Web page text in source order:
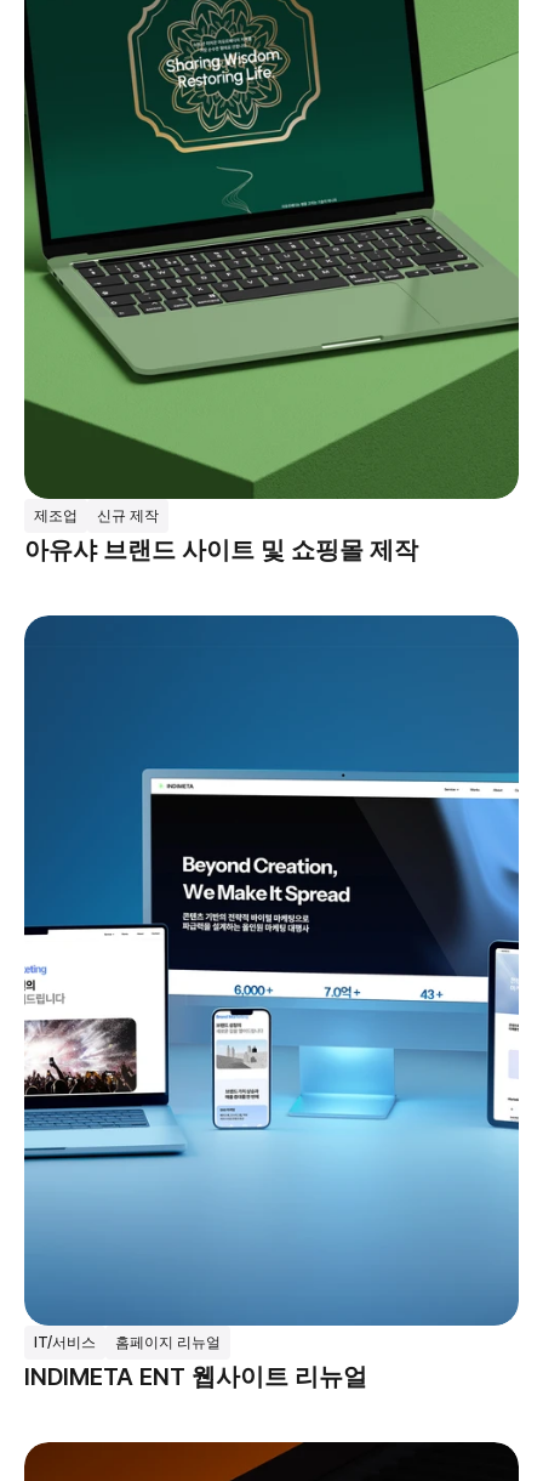
제조업 신규 제작
아유샤 브랜드 사이트 및 쇼핑몰 제작
IT/서비스 홈페이지 리뉴얼
INDIMETA ENT 웹사이트 리뉴얼